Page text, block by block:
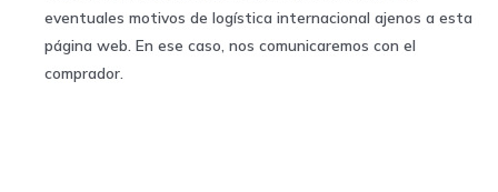
eventuales motivos de logística internacional ajenos a esta
página web. En ese caso, nos comunicaremos con el
comprador.